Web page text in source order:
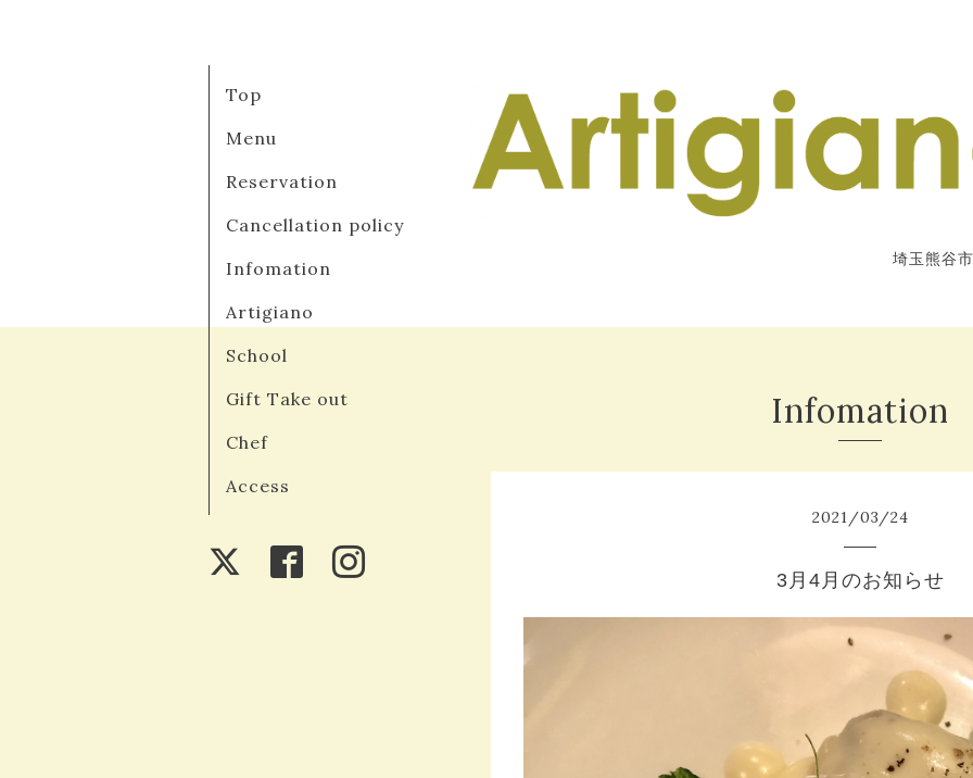
埼玉熊谷
Top
Menu
Reservation
Cancellation policy
Infomation
Artigiano
School
Gift Take out
Chef
Access
Infomation
2021/03/24
3月4月のお知らせ